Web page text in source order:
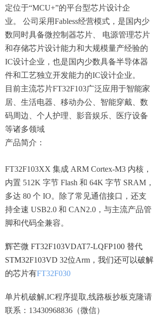
定位于“MCU+”的平台型芯片设计企
业。 公司采用Fabless经营模式 ， 是国内少
数同时具备微控制器芯片
电源管理芯片
和存储芯片设计能力和大规模量产经验的
IC设计企业 ， 也是国内少数具备半导体器
件和工艺独立开发能力的IC设计企业。
目前主流芯片FT32F103广泛应用于智能家
居
生活电器 移动办公 智能穿戴
数
码周边
个人护理 影音娱乐
医疗设备
等诸多领域
产品简介 ：
FT32F103XX 集成 ARM Cortex-M3 内核 ，
内置 512K 字节 Flash 和 64K 字节 SRAM，
多达 80 个 IO。 除了常见通信接口 ， 还支
持全速 USB2.0 和 CAN2.0， 与主流产品管
脚和代码全兼容。
辉芒微 FT32F103VDAT7-LQFP100 替代
STM32F103VD 32位Arm，我们还可以破解
的芯片有FT32F030
单片机破解,IC程序提取,线路板抄板克隆请
联系 ：13430968836（微信）